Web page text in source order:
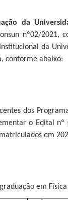
da
nº02/
da
conforme abaixo:
dos
o Edital nº
em
em